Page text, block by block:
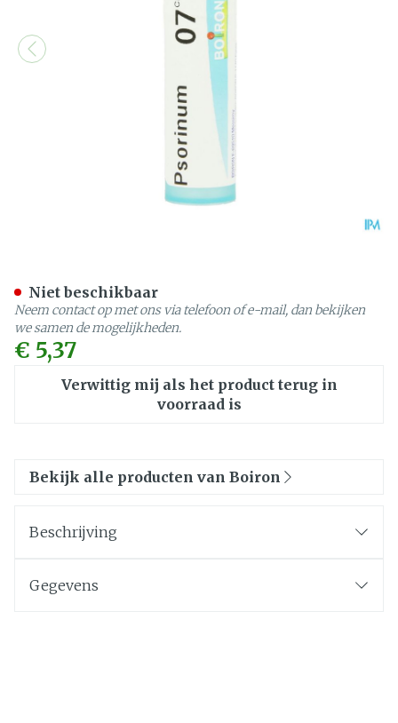
€ 5,37
Verwittig mij als het product terug in
voorraad is
Niet beschikbaar
Neem contact op met ons via telefoon of e-mail, dan bekijken
we samen de mogelijkheden.
Bekijk alle producten van Boiron
Beschrijving
Gegevens